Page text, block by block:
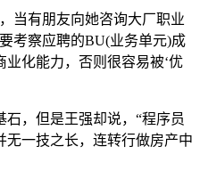
当有朋友向她咨询大厂职业
考察应聘的BU(业务单元)成
化能力，否则很容易被‘优
，但是王强却说，“程序员
一技之长，连转行做房产中